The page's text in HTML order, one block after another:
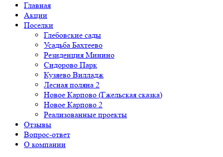
Главная
Акции
Поселки
Глебовские сады
Усадьба Бахтеево
Резиденция Минино
Сидорово Парк
Кузяево Вилладж
Лесная поляна 2
Новое Карпово (Гжельская сказка)
Новое Карпово 2
Реализованные проекты
Отзывы
Вопрос-ответ
О компании